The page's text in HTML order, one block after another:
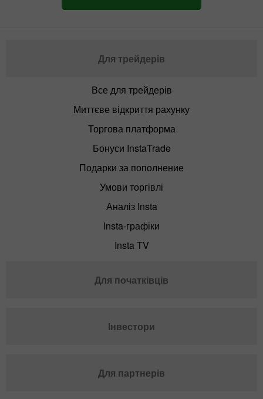
Для трейдерів
Все для трейдерів
Миттєве відкриття рахунку
Торгова платформа
Бонуси InstaTrade
Подарки за пополнение
Умови торгівлі
Аналіз Insta
Insta-графіки
Insta TV
Для початківців
Інвестори
Для партнерів